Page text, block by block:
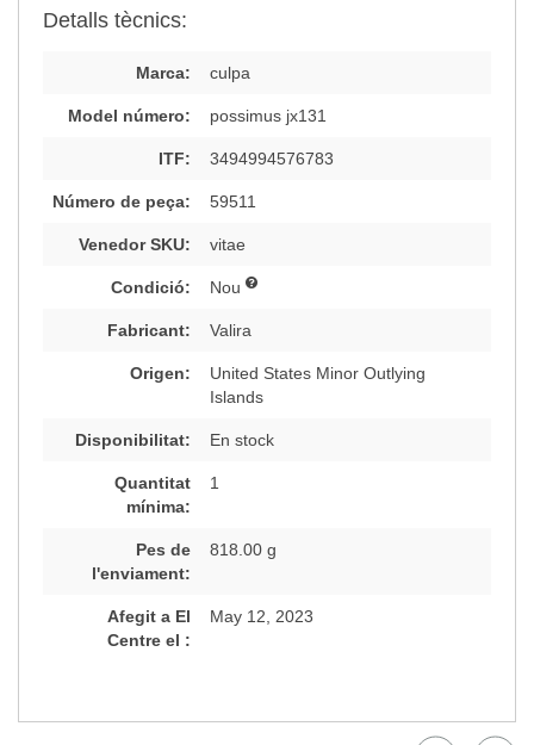
Detalls tècnics:
Marca: culpa
Model número: possimus jx131
ITF: 3494994576783
Número de peça: 59511
Venedor SKU: vitae
Condició: Nou
Fabricant: Valira
Origen:
United States Minor Outlying
Islands
Disponibilitat: En stock
Quantitat
mínima:
1
Pes de
l'enviament:
818.00 g
Afegit a El
Centre el :
May 12, 2023